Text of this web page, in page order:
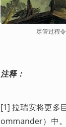
尽管过程
注释：
[1] 拉瑞安将更多
ommander）中